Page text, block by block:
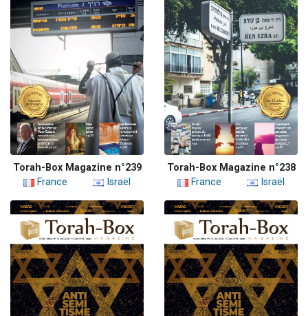
Torah-Box Magazine n°239
France
Israël
Torah-Box Magazine n°238
France
Israël